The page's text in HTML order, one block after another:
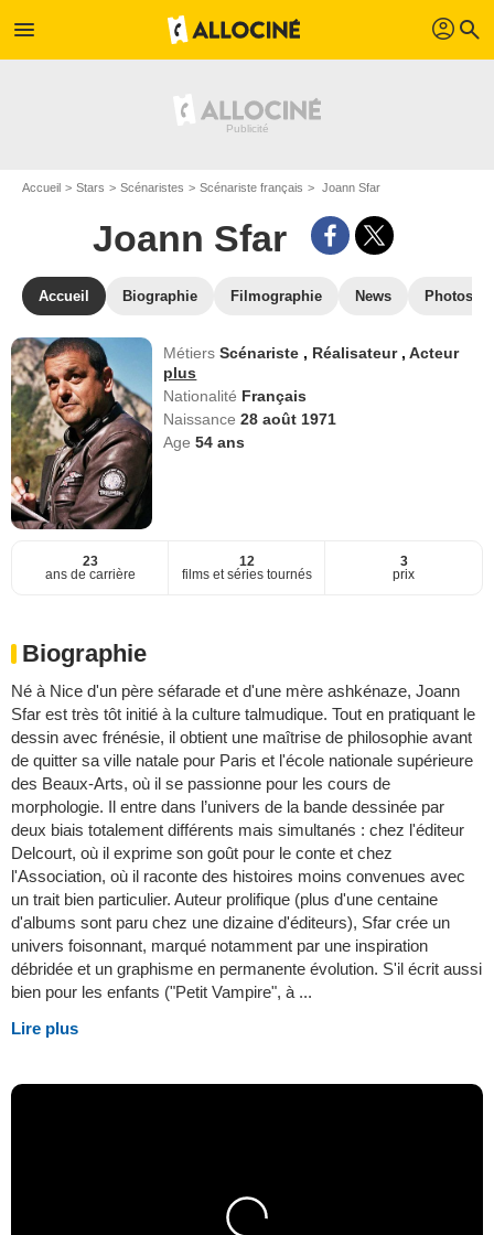
menu profil search
Accueil Stars Scénaristes Scénariste français Joann Sfar
Joann Sfar
Accueil Biographie Filmographie News Photos
MétiersScénariste , Réalisateur ,Acteur
plus
Nationalité Français
Naissance28 août 1971
Age54 ans
23
ans de carrière
12
films et séries tournés
3
prix
Biographie
Né à Nice d'un père séfarade et d'une mère ashkénaze, Joann
Sfar est très tôt initié à la culture talmudique. Tout en pratiquant le
dessin avec frénésie, il obtient une maîtrise de philosophie avant
de quitter sa ville natale pour Paris et l'école nationale supérieure
des Beaux-Arts, où il se passionne pour les cours de
morphologie. Il entre dans l’univers de la bande dessinée par
deux biais totalement différents mais simultanés : chez l'éditeur
Delcourt, où il exprime son goût pour le conte et chez
l'Association, où il raconte des histoires moins convenues avec
un trait bien particulier. Auteur prolifique (plus d'une centaine
d'albums sont paru chez une dizaine d'éditeurs), Sfar crée un
univers foisonnant, marqué notamment par une inspiration
débridée et un graphisme en permanente évolution. S'il écrit aussi
bien pour les enfants ("Petit Vampire", à ...
Lire plus